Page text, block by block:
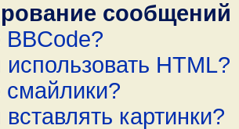
BBCode?
HTML?
смайлики?
картинки?